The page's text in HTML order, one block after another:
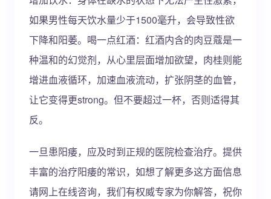
如果男性每天饮水量少于1500毫升，会导致性欲
下降和阳萎。喝一点红酒：红酒内含的肉豆蔻是一
种温和的幻觉剂，从心里层面增加欲望，肉桂则能
增进血液循环，加速血液流动，扩张阴茎的血管，
让它变得更strong。但不要超过一杯，否则适得其
反。
一旦患阳痿，应及时到正规的医院检查治疗。提供
丰富的治疗阳痿的常识，如想了解更多这方面信息
请网上在线咨询，我们有权威专家为你解答，祝你